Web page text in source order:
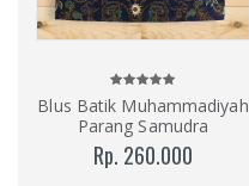
Blus Batik Muhammadiyah
Parang Samudra
Rp. 260.000